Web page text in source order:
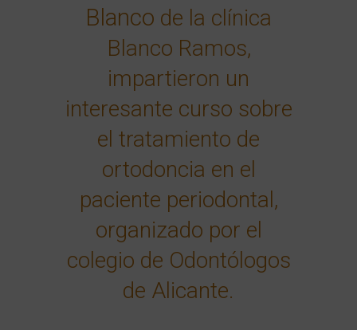
Blanco de la clínica
Blanco Ramos,
impartieron un
interesante curso sobre
el tratamiento de
ortodoncia en el
paciente periodontal,
organizado por el
colegio de Odontólogos
de Alicante.